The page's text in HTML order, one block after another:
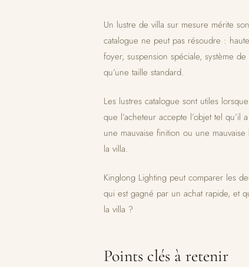
Un lustre de villa sur mesure mérite
catalogue ne peut pas résoudre :
foyer, suspension spéciale, système
qu’une taille standard.
Les lustres catalogue sont utiles
que l’acheteur accepte l’objet tel qu’il
une mauvaise finition ou une
la villa.
Kinglong Lighting peut comparer les
qui est gagné par un achat rapide, et
la villa ?
Points clés à retenir